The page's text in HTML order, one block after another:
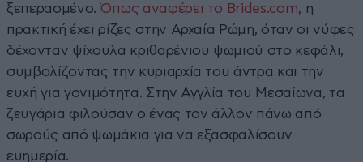
ξεπερασμένο.Όπως αναφέρει το Brides.com, η
πρακτική έχει ρίζες στην Αρχαία Ρώμη, όταν οι νύφες
δέχονταν ψίχουλα κριθαρένιου ψωμιού στο κεφάλι,
συμβολίζοντας την κυριαρχία του άντρα και την
ευχή για γονιμότητα. Στην Αγγλία του Μεσαίωνα, τα
ζευγάρια φιλούσαν ο ένας τον άλλον πάνω από
σωρούς από ψωμάκια για να εξασφαλίσουν
ευημερία.